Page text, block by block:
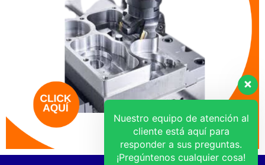
Nuestro equipo de atención al
cliente está aquí para
responder a sus preguntas.
¡Pregúntenos cualquier cosa!